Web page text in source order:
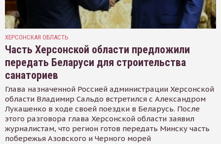
ХЕРСОНСКАЯ ОБЛАСТЬ
Часть Херсонской области предложили
передать Беларуси для строительства
санаториев
Глава назначенной Россией администрации Херсонской
области Владимир Сальдо встретился с Александром
Лукашенко в ходе своей поездки в Беларусь. После
этого разговора глава Херсонской области заявил
журналистам, что регион готов передать Минску часть
побережья Азовского и Черного морей